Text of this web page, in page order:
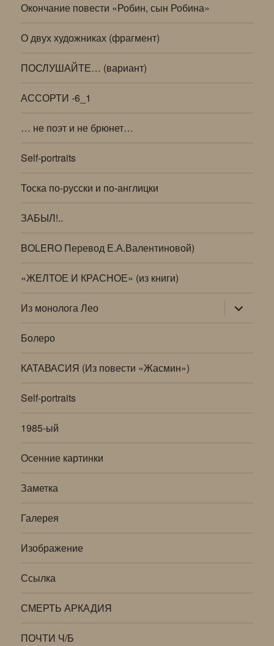
Окончание повести «Робин, сын Робина»
О двух художниках (фрагмент)
ПОСЛУШАЙТЕ… (вариант)
АССОРТИ -6_1
… не поэт и не брюнет…
Self-portraits
Тоска по-русски и по-англицки
ЗАБЫЛ!..
BOLERO Перевод Е.А.Валентиновой)
«ЖЕЛТОЕ И КРАСНОЕ» (из книги)
Из монолога Лео раскрыть
дочернее
меню
Болеро
КАТАВАСИЯ (Из повести «Жасмин»)
Self-portraits
1985-ый
Осенние картинки
Заметка
Галерея
Изображение
Ссылка
СМЕРТЬ АРКАДИЯ
ПОЧТИ Ч/Б